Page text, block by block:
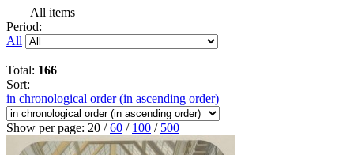
All items
Period:
All
Total: 166
Sort:
in chronological order (in ascending order)
Show per page: 20 /60 / 100 / 500